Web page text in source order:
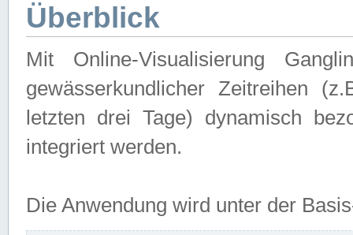
Überblick
Mit Online-Visualisierung
gewässerkundlicher Zeitreihen
letzten drei Tage) dynamisch
integriert werden.
Die Anwendung wird unter der